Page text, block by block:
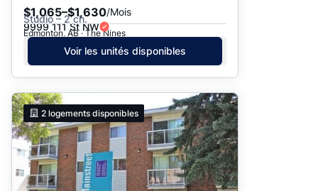
$1,065–$1,630/Mois
Studio – 2 ch.
9999 111 St NW
Edmonton, AB · The Nines
Voir les unités disponibles
2 logements disponibles